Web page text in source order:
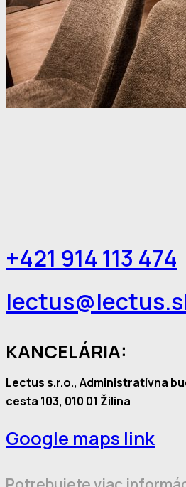
+421 914 113 474
KANCELÁRIA:
Lectus s.r.o., Administratívna
cesta 103, 010 01 Žilina
Google maps link